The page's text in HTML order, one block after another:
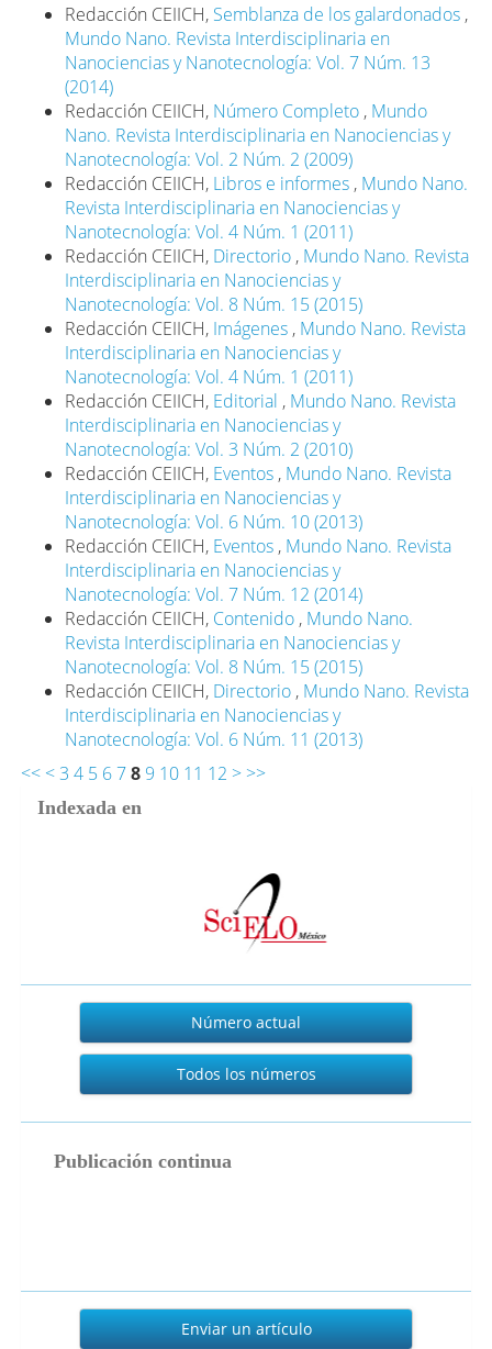
Redacción CEIICH, Semblanza de los galardonados ,
Mundo Nano. Revista Interdisciplinaria en
Nanociencias y Nanotecnología: Vol. 7 Núm. 13
(2014)
Redacción CEIICH, Número Completo , Mundo
Nano. Revista Interdisciplinaria en Nanociencias y
Nanotecnología: Vol. 2 Núm. 2 (2009)
Redacción CEIICH, Libros e informes , Mundo Nano.
Revista Interdisciplinaria en Nanociencias y
Nanotecnología: Vol. 4 Núm. 1 (2011)
Redacción CEIICH, Directorio , Mundo Nano. Revista
Interdisciplinaria en Nanociencias y
Nanotecnología: Vol. 8 Núm. 15 (2015)
Redacción CEIICH, Imágenes , Mundo Nano. Revista
Interdisciplinaria en Nanociencias y
Nanotecnología: Vol. 4 Núm. 1 (2011)
Redacción CEIICH, Editorial , Mundo Nano. Revista
Interdisciplinaria en Nanociencias y
Nanotecnología: Vol. 3 Núm. 2 (2010)
Redacción CEIICH, Eventos , Mundo Nano. Revista
Interdisciplinaria en Nanociencias y
Nanotecnología: Vol. 6 Núm. 10 (2013)
Redacción CEIICH, Eventos , Mundo Nano. Revista
Interdisciplinaria en Nanociencias y
Nanotecnología: Vol. 7 Núm. 12 (2014)
Redacción CEIICH, Contenido , Mundo Nano.
Revista Interdisciplinaria en Nanociencias y
Nanotecnología: Vol. 8 Núm. 15 (2015)
Redacción CEIICH, Directorio , Mundo Nano. Revista
Interdisciplinaria en Nanociencias y
Nanotecnología: Vol. 6 Núm. 11 (2013)
<< < 3 4 5 6 7 8 9 10 11 12 > >>
Indexada en
Actual
Número actual
Todos los números
Publicación continua
Enviar
Enviar un artículo